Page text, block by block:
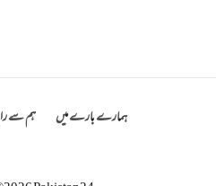
ہمارے بارے میں ہم سے